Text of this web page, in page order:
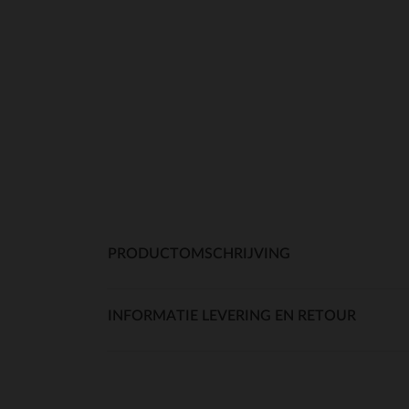
PRODUCTOMSCHRIJVING
INFORMATIE LEVERING EN RETOUR